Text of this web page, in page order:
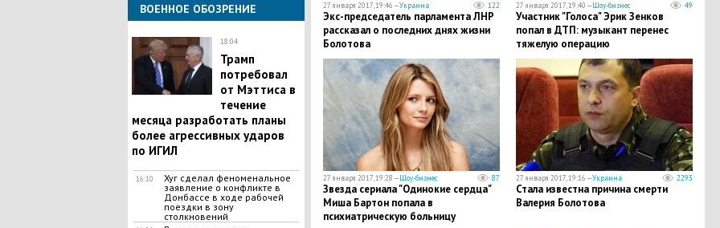
ВОЕННОЕ ОБОЗРЕНИЕ
18:04
Трамп
потребовал
от Мэттиса в
течение
месяца разработать планы
более агрессивных ударов
по ИГИЛ
16:10
Хуг сделал феноменальное
заявление о конфликте в
Донбассе в ходе рабочей
поездки в зону
столкновений
27 января 2017, 19:46 —Украина 122
Экс-председатель парламента ЛНР
рассказал о последних днях жизни
Болотова
27 января 2017, 19:40 —Шоу-бизнес 49
Участник "Голоса" Эрик Зенков
попал в ДТП: музыкант перенес
тяжелую операцию
27 января 2017, 19:28 —Шоу-бизнес 87
Звезда сериала "Одинокие сердца"
Миша Бартон попала в
психиатрическую больницу
27 января 2017, 19:16 —Украина 2293
Стала известна причина смерти
Валерия Болотова